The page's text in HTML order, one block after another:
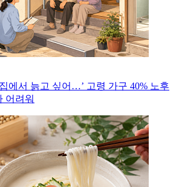
에서 늙고 싶어…’ 고령 가구 40% 노후
어려워